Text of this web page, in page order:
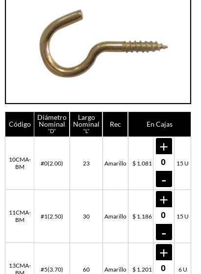
Código
Diámetro
Nominal
“D”
Largo
Nominal
“L”
Rec En Cajas
10CMA-
BM
#0(2.00) 23 Amarillo $ 1.081 15 U
11CMA-
BM
#1(2.50) 30 Amarillo $ 1.186 15 U
13CMA-
#5(3.70) 60 Amarillo $ 1.201 6 U